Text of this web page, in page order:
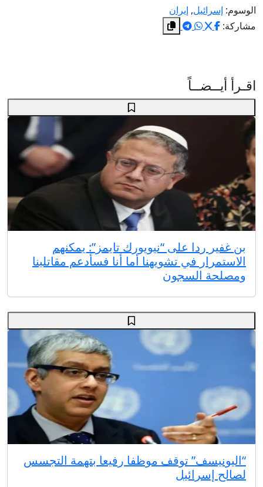
الوسوم: إسرائيل, إيران
مشاركة:
اقـرأ أيــضــاً
بن غفير ردا على “نيويورك تايمز”: يمكنهم
الاستمرار في تشويهنا أما أنا فسأدعم مقاتلينا
ومصلحة السجون
“اليونيسف” توقف موظفا رفيعا بتهمة التجسس
لصالح إسرائيل